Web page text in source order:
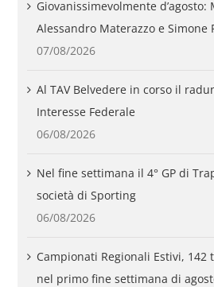
Giovanissimevolmente
Alessandro Materazzo e Simone
07/08/2026
Al TAV Belvedere in corso il
Interesse Federale
06/08/2026
Nel fine settimana il 4° GP di
società di Sporting
06/08/2026
Campionati Regionali Estivi,
nel primo fine settimana di